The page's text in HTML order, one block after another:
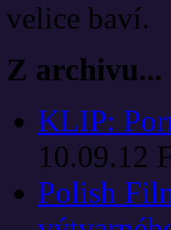
velice baví.
Z archivu...
KLIP:
10.09.12
Polish